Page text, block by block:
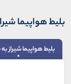
بلیط هواپیما
بلیط هواپیما شیراز